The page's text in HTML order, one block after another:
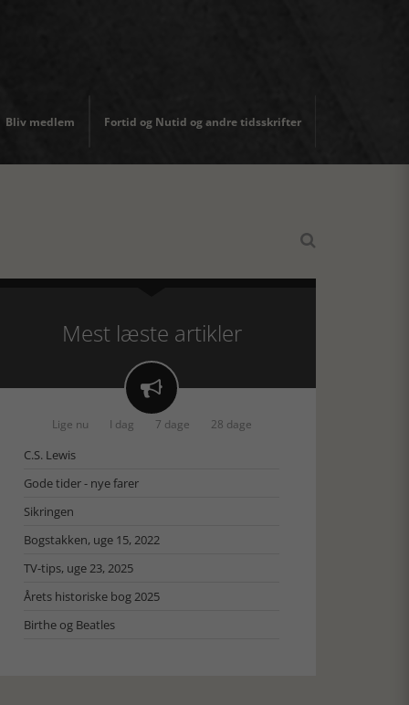
Bliv medlem Fortid og Nutid og andre tidsskrifter

Mest læste artikler

Lige nu I dag 7 dage 28 dage
C.S. Lewis
Gode tider - nye farer
Sikringen
Bogstakken, uge 15, 2022
TV-tips, uge 23, 2025
Årets historiske bog 2025
Birthe og Beatles